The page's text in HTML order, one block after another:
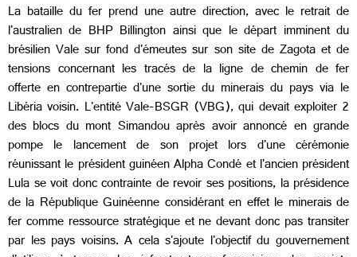
La bataille du fer prend une autre direction, avec le retrait de
l'australien de BHP Billington ainsi que le départ imminent du
brésilien Vale sur fond d'émeutes sur son site de Zagota et de
tensions concernant les tracés de la ligne de chemin de fer
offerte en contrepartie d'une sortie du minerais du pays via le
Libéria voisin. L'entité Vale-BSGR (VBG), qui devait exploiter 2
des blocs du mont Simandou après avoir annoncé en grande
pompe le lancement de son projet lors d'une cérémonie
réunissant le président guinéen Alpha Condé et l'ancien président
Lula se voit donc contrainte de revoir ses positions, la présidence
de la République Guinéenne considérant en effet le minerais de
fer comme ressource stratégique et ne devant donc pas transiter
par les pays voisins. A cela s'ajoute l'objectif du gouvernement